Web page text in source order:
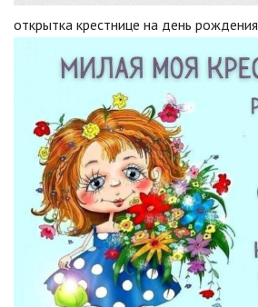
открытка крестнице на день рождения